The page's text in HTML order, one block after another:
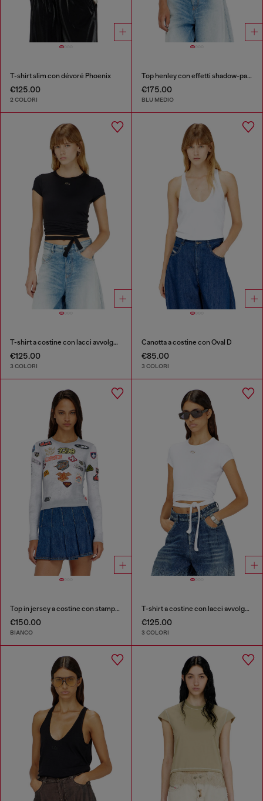
T-shirt slim con dévoré Phoenix
€125.00
2 COLORI
Top henley con effetti shadow-patch
€175.00
BLU MEDIO
T-shirt a costine con lacci avvolgenti
€125.00
3 COLORI
Canotta a costine con Oval D
€85.00
3 COLORI
Top in jersey a costine con stampa patch all-over
€150.00
BIANCO
T-shirt a costine con lacci avvolgenti
€125.00
3 COLORI